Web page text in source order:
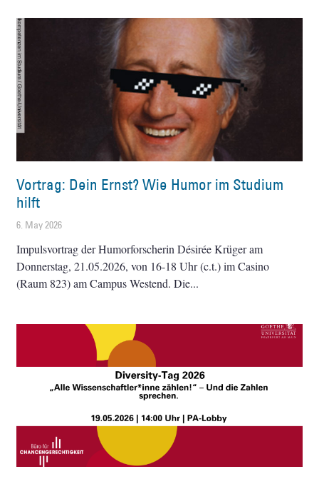
Vortrag: Dein Ernst? Wie Humor im Studium
hilft
6. May 2026
Impulsvortrag der Humorforscherin Désirée Krüger am
Donnerstag, 21.05.2026, von 16-18 Uhr (c.t.) im Casino
(Raum 823) am Campus Westend. Die